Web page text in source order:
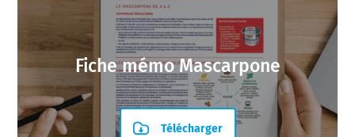
Fiche mémo Mascarpone
Télécharger